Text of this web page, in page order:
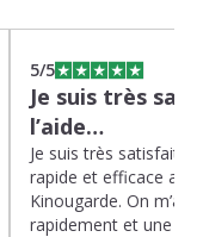
5/5
Je suis très
l’aide…
Je suis très satisfaite
rapide et efficace
Kinougarde. On m’a
rapidement et une